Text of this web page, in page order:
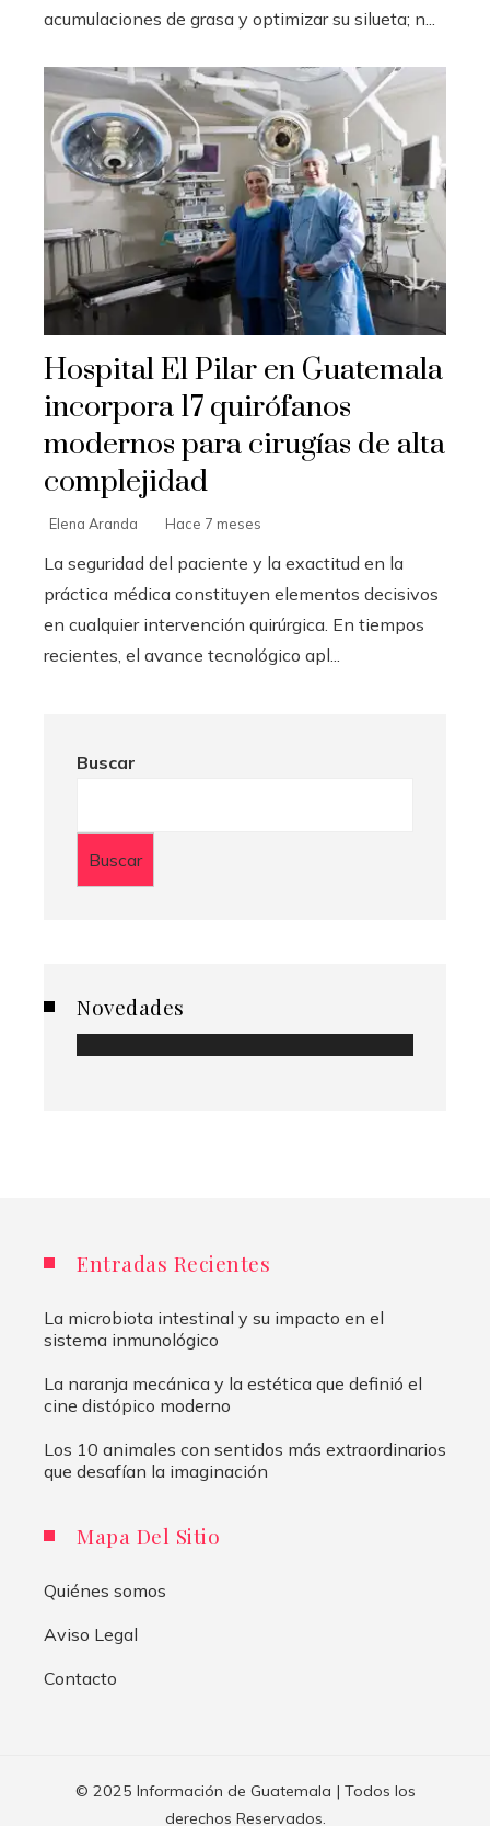
acumulaciones de grasa y optimizar su silueta; n...
Hospital El Pilar en Guatemala
incorpora 17 quirófanos
modernos para cirugías de alta
complejidad
Elena Aranda Hace 7 meses
La seguridad del paciente y la exactitud en la
práctica médica constituyen elementos decisivos
en cualquier intervención quirúrgica. En tiempos
recientes, el avance tecnológico apl...
Buscar
Buscar
Novedades
Entradas Recientes
La microbiota intestinal y su impacto en el
sistema inmunológico
La naranja mecánica y la estética que definió el
cine distópico moderno
Los 10 animales con sentidos más extraordinarios
que desafían la imaginación
Mapa Del Sitio
Quiénes somos
Aviso Legal
Contacto
© 2025 Información de Guatemala | Todos los
derechos Reservados.